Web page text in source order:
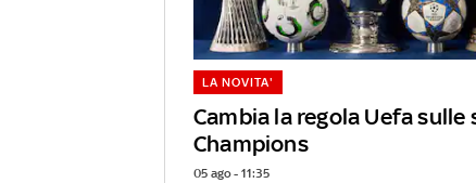
Cambia la regola Uefa
Champions
LA NOVITA'
05 ago - 11:35